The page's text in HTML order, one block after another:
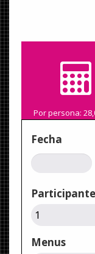
Por persona:
Fecha
Menus